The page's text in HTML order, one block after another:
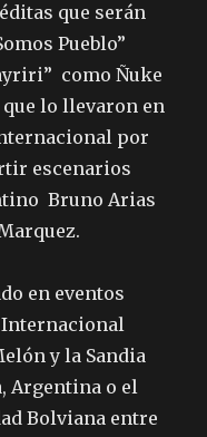
que serán
Pueblo”
como Ñuke
lo llevaron en
por
escenarios
Bruno Arias
en eventos
Internacional
y la Sandia
Argentina o el
Bolviana entre